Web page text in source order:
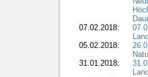
07.02.2018:
05.02.2018:
31.01.2018: